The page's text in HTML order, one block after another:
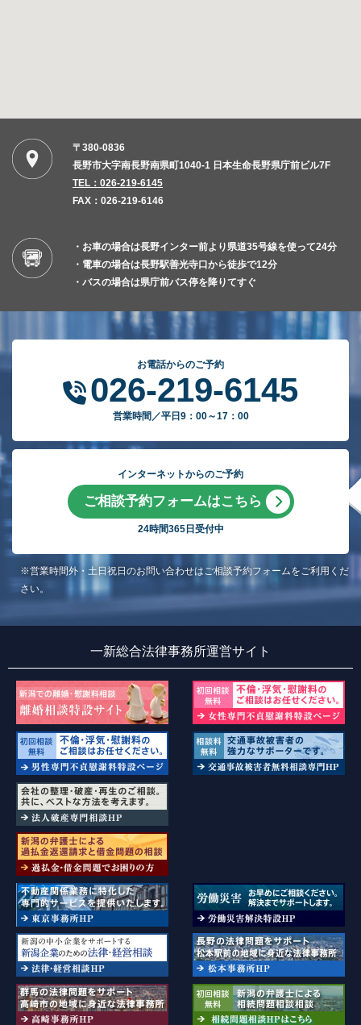
〒380-0836
長野市大字南長野南県町1040-1 日本生命長野県庁前ビル7F
TEL：026-219-6145
FAX：026-219-6146
・お車の場合は長野インター前より県道35号線を使って24分
・電車の場合は長野駅善光寺口から徒歩で12分
・バスの場合は県庁前バス停を降りてすぐ
お電話からのご予約
026-219-6145
営業時間／平日9：00～17：00
インターネットからのご予約
ご相談予約フォームはこちら
24時間365日受付中
※営業時間外・土日祝日のお問い合わせはご相談予約フォームをご利用くだ
さい。
一新総合法律事務所運営サイト